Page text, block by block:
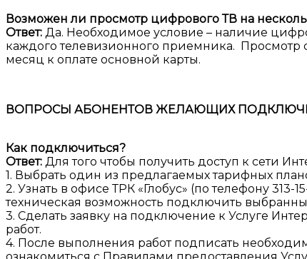
Возможен ли просмотр цифрового ТВ на
Ответ: Да. Необходимое условие – наличие
каждого телевизионного приемника. Просмотр
месяц к оплате основной карты.
ВОПРОСЫ АБОНЕНТОВ ЖЕЛАЮЩИХ
Как подключиться?
Ответ: Для того чтобы получить доступ к сети
1. Выбрать один из предлагаемых тарифных
2. Узнать в офисе ТРК «Глобус» (по телефону
техническая возможность подключить
3. Сделать заявку на подключение к Услуге
работ.
4. После выполнения работ подписать